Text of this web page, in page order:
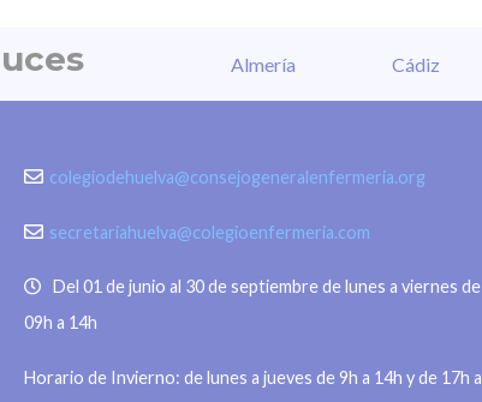
Almería Cádiz
colegiodehuelva@consejogeneralenfermeria.org
secretariahuelva@colegioenfermeria.com
Del 01 de junio al 30 de septiembre de lunes a viernes de
09h a 14h
Horario de Invierno: de lunes a jueves de 9h a 14h y de 17h a